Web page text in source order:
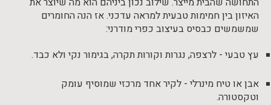
האיזון בין חמימות טבעית למראה עדכני. אז הנה החומרים
שמשמשים כבסיס בעיצוב כפרי מודרני:
עץ טבעי - לרצפה, נגרות וקורות תקרה, בגימור נקי ולא כבד.
אבן או טיח מינרלי - לקיר אחד מרכזי שמוסיף עומק
וטקסטורה.